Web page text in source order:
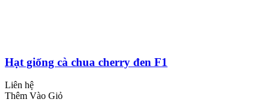
Hạt giống cà chua cherry đen F1
Liên hệ
Thêm Vào Giỏ